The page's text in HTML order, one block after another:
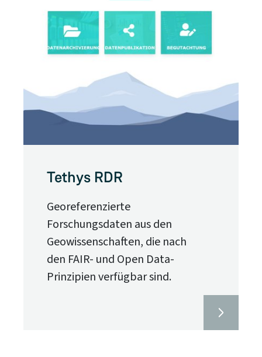
Tethys RDR
Georeferenzierte
Forschungsdaten aus den
Geowissenschaften, die nach
den FAIR- und Open Data-
Prinzipien verfügbar sind.